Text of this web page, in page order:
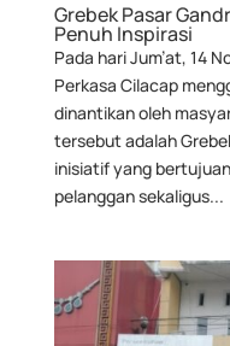
Grebek Pasar
Penuh Inspirasi
Pada hari Jum’at, 14
Perkasa Cilacap
dinantikan oleh
tersebut adalah
inisiatif yang
pelanggan sekaligus...